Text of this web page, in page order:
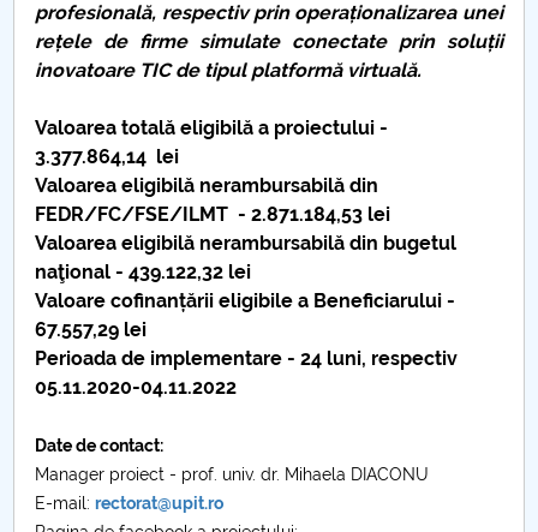
Raportul Conducerii Centrului Universitar Pitești
privind implementarea Planului Operațional 2020-
Parteneri CUP
Centrul de Consiliere și Orientare în Carieră
Chestionar angajabilitate ALUMNI – UPB
CAR2026
MENIU CANTINA
Beneficii POCU_131005
Ghiduri POCU_131005
profesională, respectiv prin operaționalizarea unei
rețele de firme simulate conectate prin soluții
inovatoare TIC de tipul platformă virtuală.
Valoarea totală eligibilă a proiectului -
3.377.864,14 lei
Valoarea eligibilă nerambursabilă din
FEDR/FC/FSE/ILMT - 2.871.184,53 lei
Valoarea eligibilă nerambursabilă din bugetul
naţional - 439.122,32 lei
Valoare cofinanțăriieligibile a Beneficiarului -
67.557,29 lei
Perioada de implementare - 24 luni, respectiv
05.11.2020-04.11.2022
Date de contact:
Manager proiect - prof. univ. dr. Mihaela DIACONU
E-mail:rectorat@upit.ro